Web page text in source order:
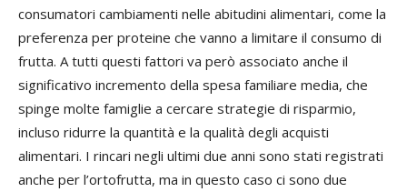
consumatori cambiamenti nelle abitudini alimentari, come la
preferenza per proteine che vanno a limitare il consumo di
frutta. A tutti questi fattori va però associato anche il
significativo incremento della spesa familiare media, che
spinge molte famiglie a cercare strategie di risparmio,
incluso ridurre la quantità e la qualità degli acquisti
alimentari. I rincari negli ultimi due anni sono stati registrati
anche per l’ortofrutta, ma in questo caso ci sono due